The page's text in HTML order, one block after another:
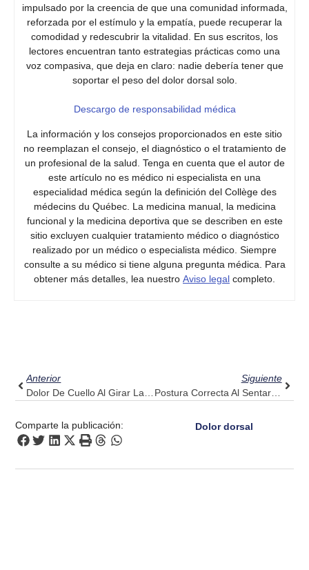
impulsado por la creencia de que una comunidad informada,
reforzada por el estímulo y la empatía, puede recuperar la
comodidad y redescubrir la vitalidad. En sus escritos, los
lectores encuentran tanto estrategias prácticas como una
voz compasiva, que deja en claro: nadie debería tener que
soportar el peso del dolor dorsal solo.
Descargo de responsabilidad médica
La información y los consejos proporcionados en este sitio
no reemplazan el consejo, el diagnóstico o el tratamiento de
un profesional de la salud. Tenga en cuenta que el autor de
este artículo no es médico ni especialista en una
especialidad médica según la definición del Collège des
médecins du Québec. La medicina manual, la medicina
funcional y la medicina deportiva que se describen en este
sitio excluyen cualquier tratamiento médico o diagnóstico
realizado por un médico o especialista médico. Siempre
consulte a su médico si tiene alguna pregunta médica. Para
obtener más detalles, lea nuestro Aviso legal completo.
Anterior
Siguiente
Postura Correcta Al Sentarse: Corrija Errores Comunes Con La Ayuda De Pulse Align
Comparte la publicación: Dolor dorsal